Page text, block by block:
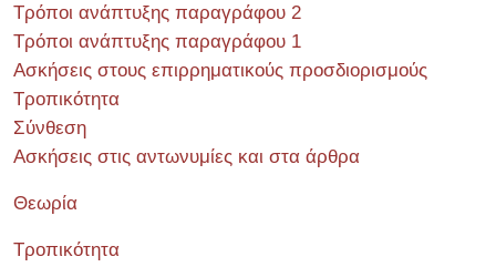
Τρόποι ανάπτυξης παραγράφου 2
Τρόποι ανάπτυξης παραγράφου 1
Ασκήσεις στους επιρρηματικούς προσδιορισμούς
Τροπικότητα
Σύνθεση
Ασκήσεις στις αντωνυμίες και στα άρθρα
Θεωρία
Τροπικότητα